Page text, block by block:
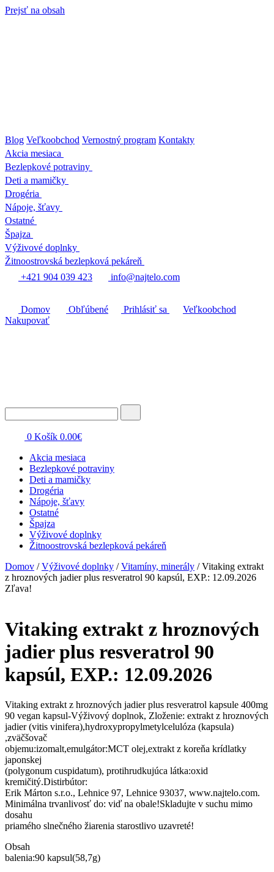
Prejsť na obsah
Blog Veľkoobchod Vernostný program Kontakty
Akcia mesiaca
Bezlepkové potraviny
Deti a mamičky
Drogéria
Nápoje, šťavy
Ostatné
Špajza
Výživové doplnky
Žitnoostrovská bezlepková pekáreň
+421 904 039 423
info@najtelo.com
Domov Obľúbené Prihlásiť sa
Veľkoobchod
Nakupovať
0 Košík 0.00€
Akcia mesiaca
Bezlepkové potraviny
Deti a mamičky
Drogéria
Nápoje, šťavy
Ostatné
Špajza
Výživové doplnky
Žitnoostrovská bezlepková pekáreň
Domov /Výživové doplnky /Vitamíny, minerály / Vitaking extrakt
z hroznových jadier plus resveratrol 90 kapsúl, EXP.: 12.09.2026
Zľava!
Vitaking extrakt z hroznových
jadier plus resveratrol 90
kapsúl, EXP.: 12.09.2026
Vitaking extrakt z hroznových jadier plus resveratrol kapsule 400mg
90 vegan kapsul-Výživový doplnok, Zloženie: extrakt z hroznových
jadier (vitis vinifera),hydroxypropylmetylcelulóza (kapsula)
,zväčšovač
objemu:izomalt,emulgátor:MCT olej,extrakt z koreňa krídlatky
japonskej
(polygonum cuspidatum), protihrudkujúca látka:oxid
kremičitý.Distirbútor:
Erik Márton s.r.o., Lehnice 97, Lehnice 93037, www.najtelo.com.
Minimálna trvanlivosť do: viď na obale!Skladujte v suchu mimo
dosahu
priamého slnečného žiarenia starostlivo uzavreté!
Obsah
balenia:90 kapsul(58,7g)